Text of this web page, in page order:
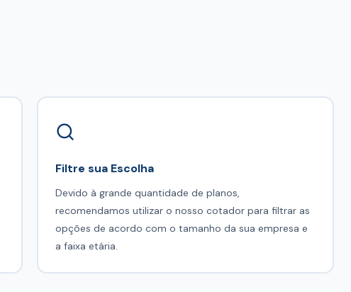
Filtre sua Escolha
Devido à grande quantidade de planos,
recomendamos utilizar o nosso cotador para filtrar as
opções de acordo com o tamanho da sua empresa e
a faixa etária.